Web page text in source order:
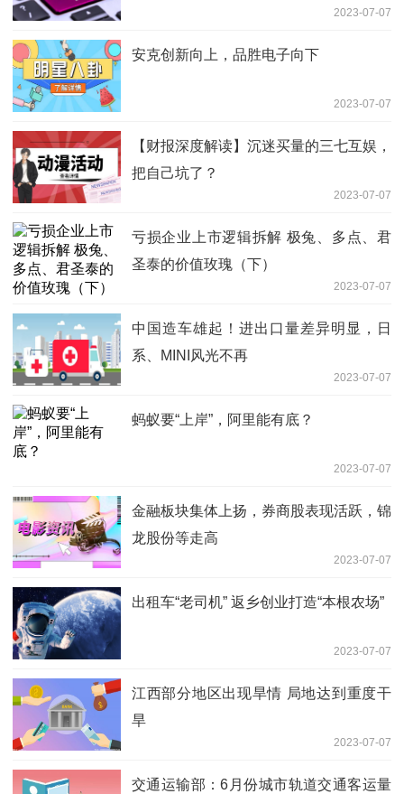
2023-07-07
安克创新向上，品胜电子向下
2023-07-07
【财报深度解读】沉迷买量的三七互娱，
把自己坑了？
2023-07-07
亏损企业上市逻辑拆解 极兔、多点、君
圣泰的价值玫瑰（下）
2023-07-07
中国造车雄起！进出口量差异明显，日
系、MINI风光不再
2023-07-07
蚂蚁要“上岸”，阿里能有底？
2023-07-07
金融板块集体上扬，券商股表现活跃，锦
龙股份等走高
2023-07-07
出租车“老司机” 返乡创业打造“本根农场”
2023-07-07
江西部分地区出现旱情 局地达到重度干
旱
2023-07-07
交通运输部：6月份城市轨道交通客运量